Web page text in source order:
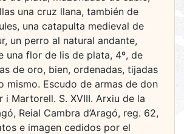
una cruz llana, también de
una catapulta medieval de
un perro al natural andante,
una flor de lis de plata, 4º, de
de oro, bien, ordenadas, tijadas
mismo. Escudo de armas de don
i Martorell. S. XVIII. Arxiu de la
Reial Cambra d’Aragó, reg. 62,
e imagen cedidos por el